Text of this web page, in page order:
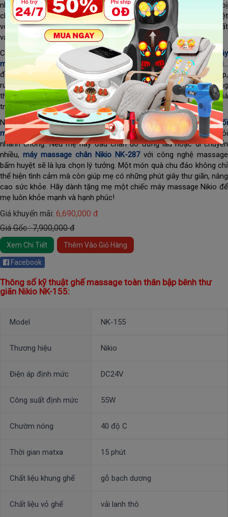
những món quà truyền thống như hoa hay mỹ phẩm, một thiết bị
chăm sóc sức khỏe nhưmáy massage Nikiosẽ là lựa chọn tuyệt
vời, giúp mẹ thư giãn và giảm đau nhức sau những ngày làm việc vất
vả.
Các sản phẩm máy massage Nikio nổi bật nhưghế massage,máy
massage chân ,máy massage cầm tay , gối massage hồng ngoại…
đều được thiết kế hiện đại, tích hợp nhiều tính năng như xoa bóp,
rung, nhiệt hồng ngoại, giúp cải thiện tuần hoàn máu, giảm căng
thẳng và hỗ trợ giấc ngủ ngon. Đây không chỉ là món quà mang giá
trị tinh thần mà còn giúp mẹ chăm sóc sức khỏe mỗi ngày.
Nếu mẹ thường xuyên bị đau mỏi vai gáy, bạn có thể tặnggối
massage Nikio NK-186, giúp thư giãn cơ bắp và giảm nhức mỏi
nhanh chóng. Nếu mẹ hay đau chân do đứng lâu hoặc di chuyển
nhiều, máy massage chân Nikio NK-287với công nghệ massage
bấm huyệt sẽ là lựa chọn lý tưởng. Một món quà chu đáo không chỉ
thể hiện tình cảm mà còn giúp mẹ có những phút giây thư giãn, nâng
cao sức khỏe. Hãy dành tặng mẹ một chiếc máy massage Nikio để
mẹ luôn khỏe mạnh và hạnh phúc!
Giá khuyến mãi: 6,690,000 đ
Giá Gốc : 7,900,000 đ
Xem Chi Tiết Thêm Vào Giỏ Hàng
Facebook
Thông số kỹ thuật ghế massage toàn thân bập bênh thư
giãn Nikio NK-155:
Model NK-155
Thương hiệu Nikio
Điện áp định mức DC24V
Công suất định mức 55W
Chườm nóng 40 độ C
Thời gian matxa 15 phút
Chất liệu khung ghế gỗ bạch dương
Chất liệu vỏ ghế vải lanh thô